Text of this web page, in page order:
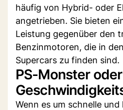
häufig von Hybrid- oder
angetrieben. Sie bieten
Leistung gegenüber den
Benzinmotoren, die in
Supercars zu finden sind.
PS-Monster oder
Wenn es um schnelle und